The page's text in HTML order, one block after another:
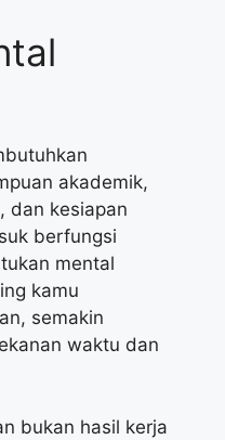
akademik,
dan kesiapan
berfungsi
mental
kamu
semakin
waktu dan
bukan hasil kerja